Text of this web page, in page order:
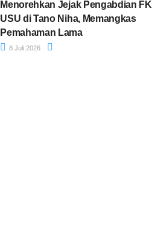
Menorehkan Jejak Pengabdian FK
USU di Tano Niha, Memangkas
Pemahaman Lama
8 Juli 2026